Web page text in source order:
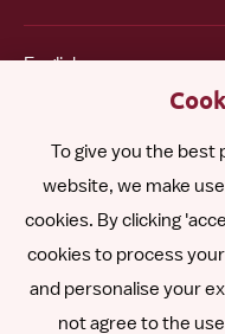
English
Español
Polski
Other languages
To give you the best
website, we make
cookies. By clicking
cookies to process
and personalise your
not agree to the